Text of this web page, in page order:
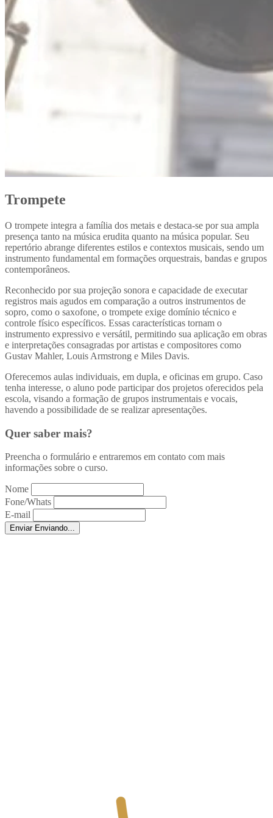
Trompete
O trompete integra a família dos metais e destaca-se por sua ampla
presença tanto na música erudita quanto na música popular. Seu
repertório abrange diferentes estilos e contextos musicais, sendo um
instrumento fundamental em formações orquestrais, bandas e grupos
contemporâneos.
Reconhecido por sua projeção sonora e capacidade de executar
registros mais agudos em comparação a outros instrumentos de
sopro, como o saxofone, o trompete exige domínio técnico e
controle físico específicos. Essas características tornam o
instrumento expressivo e versátil, permitindo sua aplicação em obras
e interpretações consagradas por artistas e compositores como
Gustav Mahler, Louis Armstrong e Miles Davis.
Oferecemos aulas individuais, em dupla, e oficinas em grupo. Caso
tenha interesse, o aluno pode participar dos projetos oferecidos pela
escola, visando a formação de grupos instrumentais e vocais,
havendo a possibilidade de se realizar apresentações.
Quer saber mais?
Preencha o formulário e entraremos em contato com mais
informações sobre o curso.
Nome
Fone/Whats
E-mail
Enviar Enviando...